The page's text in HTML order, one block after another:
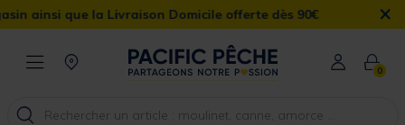
Domicile offerte dès 90€ ×
0